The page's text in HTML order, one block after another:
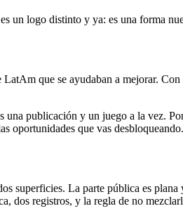
un logo distinto y ya: es una forma
que se ayudaban a mejorar.
una publicación y un juego a la vez.
oportunidades que vas
superficies. La parte pública es
dos registros, y la regla de no